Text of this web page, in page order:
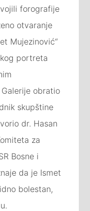
forografije
otvaranje
Mujezinović“
portreta
obratio
skupštine
dr. Hasan
za
Bosne i
da je Ismet
bolestan,